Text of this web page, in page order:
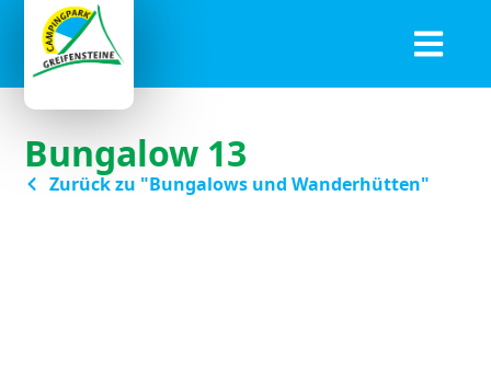
Bungalow 13
Zurück zu "Bungalows und Wanderhütten"